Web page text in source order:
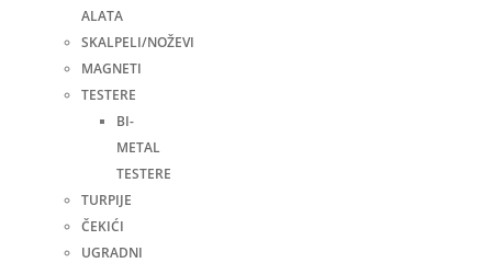
ALATA
SKALPELI/NOŽEVI
MAGNETI
TESTERE
BI-
METAL
TESTERE
TURPIJE
ČEKIĆI
UGRADNI